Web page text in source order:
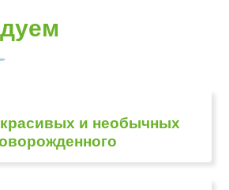
и необычных